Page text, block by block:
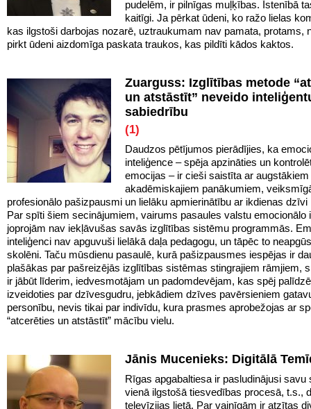
pudelēm, ir pilnīgas muļķības. Īstenībā
kaitīgi. Ja pērkat ūdeni, ko ražo lielas
kas ilgstoši darbojas nozarē, uztraukumam nav pamata, protams,
pirkt ūdeni aizdomīga paskata traukos, kas pildīti kādos kaktos.
Zuarguss: Izglītības metode
un atstāstīt” neveido
sabiedrību
(1)
Daudzos pētījumos pierādījies, ka
inteliģence – spēja apzināties un
emocijas – ir cieši saistīta ar augstākiem
akadēmiskajiem panākumiem,
profesionālo pašizpausmi un lielāku apmierinātību ar ikdienas dzīvi
Par spīti šiem secinājumiem, vairums pasaules valstu emocionālo
joprojām nav iekļāvušas savās izglītības sistēmu programmās.
inteliģenci nav apguvuši lielākā daļa pedagogu, un tāpēc to
skolēni. Taču mūsdienu pasaulē, kurā pašizpausmes iespējas ir
plašākas par pašreizējās izglītības sistēmas stingrajiem rāmjiem,
ir jābūt līderim, iedvesmotājam un padomdevējam, kas spēj
izveidoties par dzīvesgudru, jebkādiem dzīves pavērsieniem
personību, nevis tikai par indivīdu, kura prasmes aprobežojas ar
“atcerēties un atstāstīt” mācību vielu.
Jānis Mucenieks: Digitālā
Rīgas apgabaltiesa ir pasludinājusi savu
vienā ilgstošā tiesvedības procesā, t.s.,
televīzijas lietā. Par vainīgām ir atzītas